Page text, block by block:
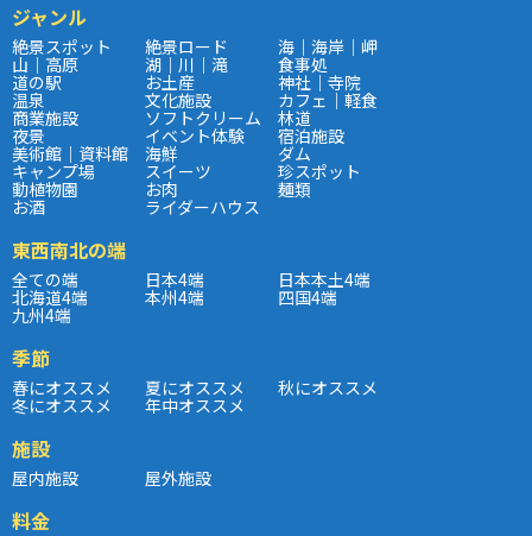
ジャンル
絶景スポット 絶景ロード 海｜海岸｜岬
山｜高原 湖｜川｜滝 食事処
道の駅 お土産 神社｜寺院
温泉 文化施設 カフェ｜軽食
商業施設 ソフトクリーム 林道
夜景 イベント体験 宿泊施設
美術館｜資料館 海鮮 ダム
キャンプ場 スイーツ 珍スポット
動植物園 お肉 麺類
お酒 ライダーハウス
東西南北の端
全ての端 日本4端 日本本土4端
北海道4端 本州4端 四国4端
九州4端
季節
春にオススメ 夏にオススメ 秋にオススメ
冬にオススメ 年中オススメ
施設
屋内施設 屋外施設
料金